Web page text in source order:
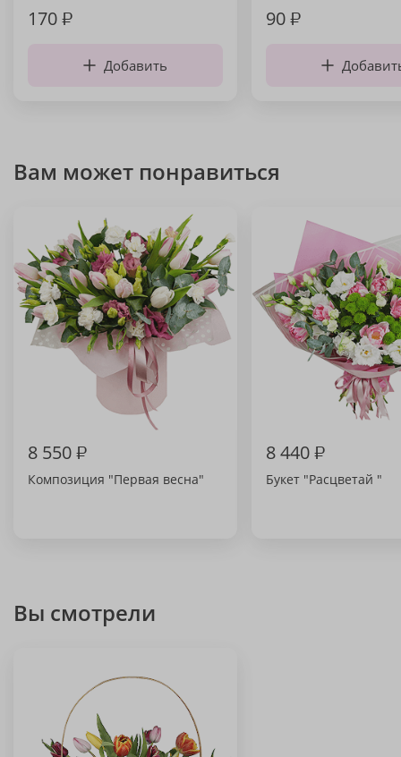
170₽
Добавить
90₽
Вам может понравиться
8 550₽
Композиция "Первая весна"
8 440₽
Букет "Расцветай "
Вы смотрели